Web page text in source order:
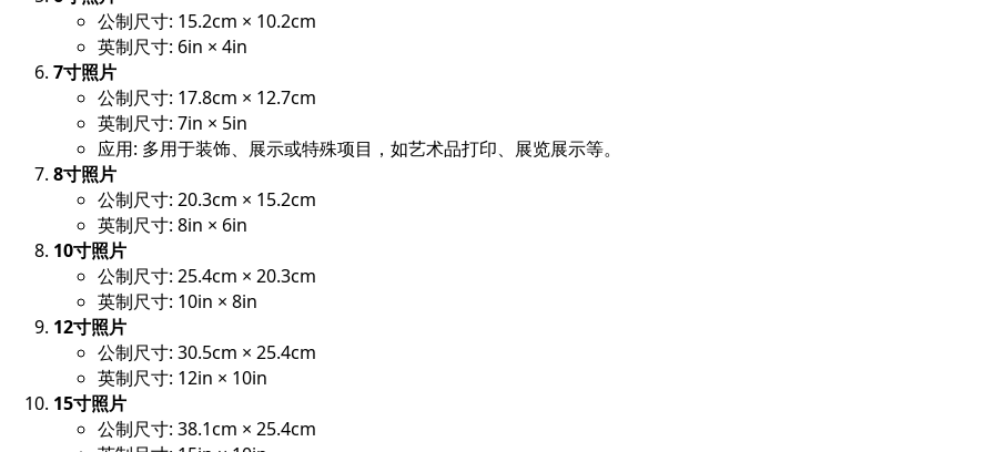
公制尺寸: 15.2cm × 10.2cm
英制尺寸: 6in × 4in
7寸照片
公制尺寸: 17.8cm × 12.7cm
英制尺寸: 7in × 5in
应用: 多用于装饰、展示或特殊项目，如艺术品打印、展览展示等。
8寸照片
公制尺寸: 20.3cm × 15.2cm
英制尺寸: 8in × 6in
10寸照片
公制尺寸: 25.4cm × 20.3cm
英制尺寸: 10in × 8in
12寸照片
公制尺寸: 30.5cm × 25.4cm
英制尺寸: 12in × 10in
15寸照片
公制尺寸: 38.1cm × 25.4cm